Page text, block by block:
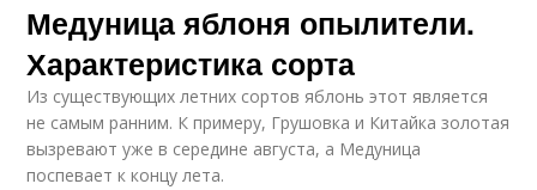
Медуница яблоня опылители.
Характеристика сорта
Из существующих летних сортов яблонь этот является
не самым ранним. К примеру, Грушовка и Китайка золотая
вызревают уже в середине августа, а Медуница
поспевает к концу лета.